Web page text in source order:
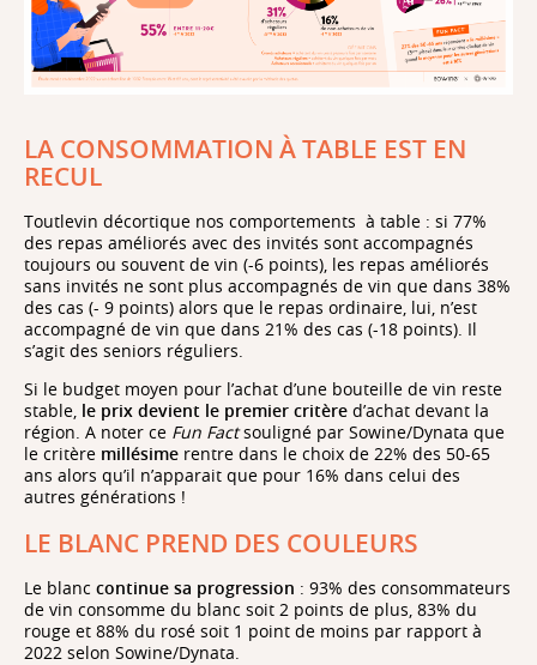
LA CONSOMMATION À TABLE EST EN
RECUL
Toutlevin décortique nos comportements à table : si 77%
des repas améliorés avec des invités sont accompagnés
toujours ou souvent de vin (-6 points), les repas améliorés
sans invités ne sont plus accompagnés de vin que dans 38%
des cas (- 9 points) alors que le repas ordinaire, lui, n’est
accompagné de vin que dans 21% des cas (-18 points). Il
s’agit des seniors réguliers.
Si le budget moyen pour l’achat d’une bouteille de vin reste
stable, le prix devient le premier critère d’achat devant la
région. A noter ce Fun Factsouligné par Sowine/Dynata que
le critère millésime rentre dans le choix de 22% des 50-65
ans alors qu’il n’apparait que pour 16% dans celui des
autres générations !
LE BLANC PREND DES COULEURS
Le blanc continue sa progression : 93% des consommateurs
de vin consomme du blanc soit 2 points de plus, 83% du
rouge et 88% du rosé soit 1 point de moins par rapport à
2022 selon Sowine/Dynata.